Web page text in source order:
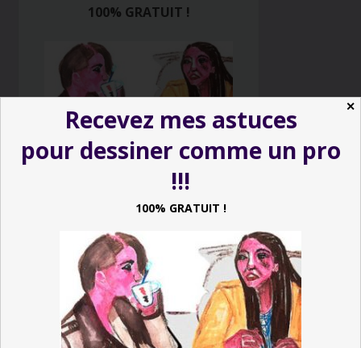
100% GRATUIT !
✕
Recevez mes astuces
pour dessiner comme un pro
!!!
100% GRATUIT !